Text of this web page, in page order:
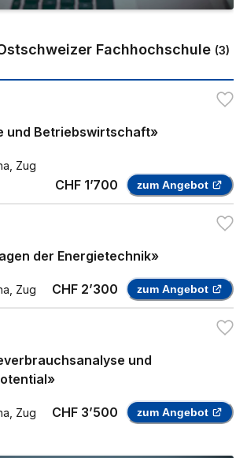
Fachhochschule (3)
und Betriebswirtschaft»
Zug
CHF 1’700 zum Angebot
der Energietechnik»
Zug CHF 2’300 zum Angebot
und
Zug CHF 3’500 zum Angebot